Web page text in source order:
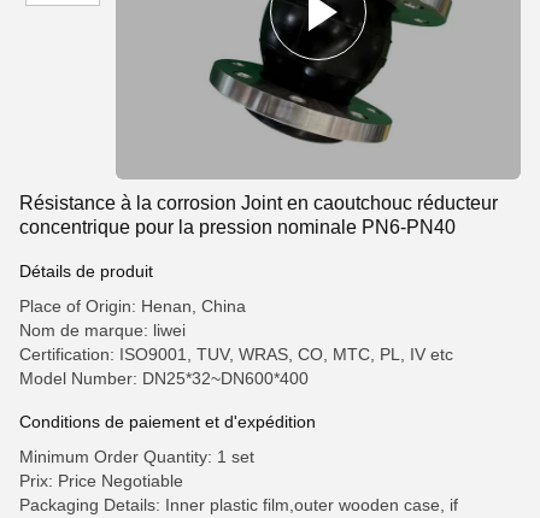
Résistance à la corrosion Joint en caoutchouc réducteur
concentrique pour la pression nominale PN6-PN40
Détails de produit
Place of Origin: Henan, China
Nom de marque: liwei
Certification: ISO9001, TUV, WRAS, CO, MTC, PL, IV etc
Model Number: DN25*32~DN600*400
Conditions de paiement et d'expédition
Minimum Order Quantity: 1 set
Prix: Price Negotiable
Packaging Details: Inner plastic film,outer wooden case, if